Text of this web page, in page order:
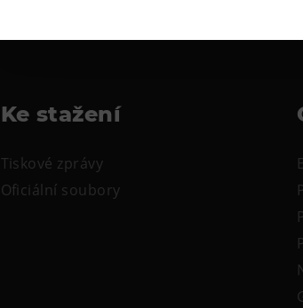
Ke stažení
Tiskové zprávy
Oficiální soubory